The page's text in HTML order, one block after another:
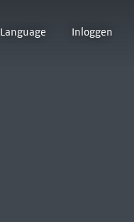
Language Inloggen